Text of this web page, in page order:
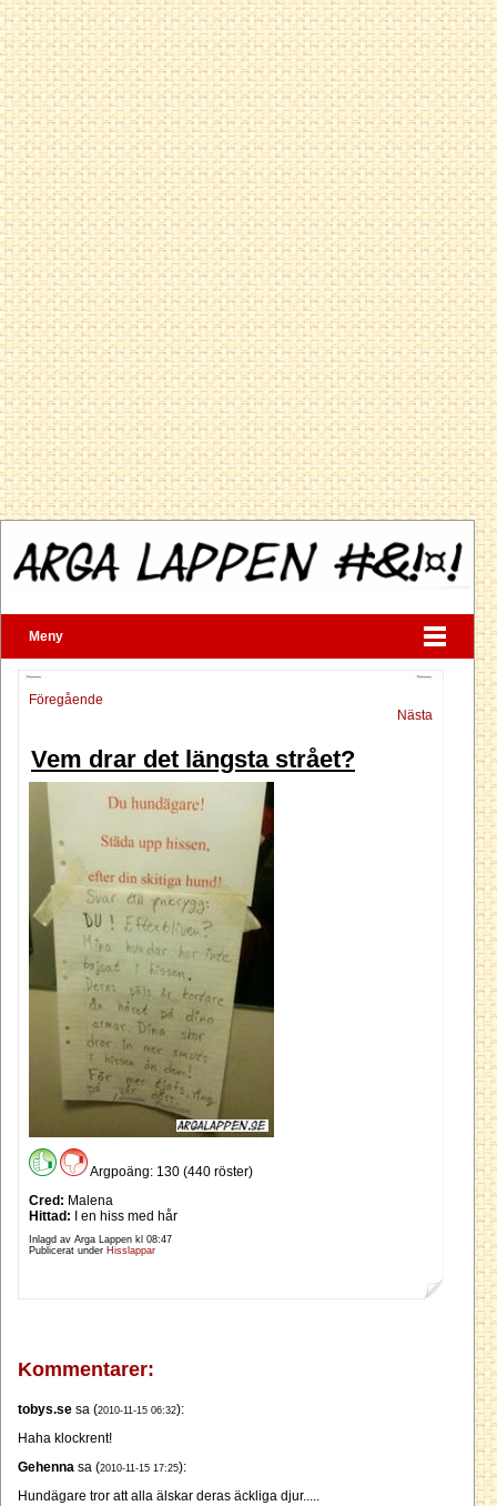
Meny
Föregående
Nästa
Vem drar det längsta strået?
Argpoäng: 130 (440 röster)
Cred: Malena
Hittad: I en hiss med hår
Inlagd av Arga Lappen kl 08:47
Publicerat under Hisslappar
Kommentarer:
tobys.se sa (2010-11-15 06:32):
Haha klockrent!
Gehenna sa (2010-11-15 17:25):
Hundägare tror att alla älskar deras äckliga djur.....